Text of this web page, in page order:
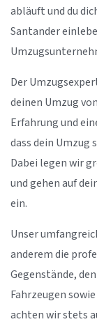
abläuft und du
Santander
Der
deinen Umzug
Erfahrung und
dass dein
Dabei legen wir
und gehen auf
ein.
Unser
anderem die
Gegenstände,
Fahrzeugen
achten wir stets